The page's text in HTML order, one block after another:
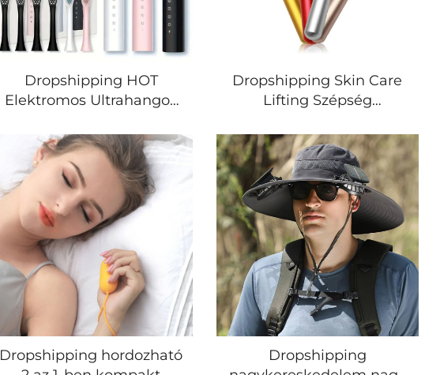
Dropshipping HOT
Elektromos Ultrahangos
Otthoni Lágy Szőr USB
Töltés Vízálló Felnőtt
Fogtisztító Automatikus
Párkészlet
Dropshipping Skin Care
Lifting Szépség
Rollergép Német Kő
Arcmasszírozó Rollergép
Feltöltő Arcgolyó
Masszírozó Rollergép
Dropshipping hordozható
Dropshipping